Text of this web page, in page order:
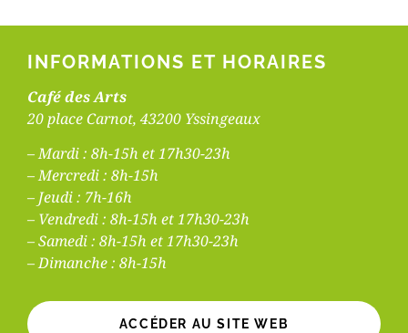
INFORMATIONS ET HORAIRES
Café des Arts
20 place Carnot, 43200 Yssingeaux
– Mardi : 8h-15h et 17h30-23h
– Mercredi : 8h-15h
– Jeudi : 7h-16h
– Vendredi : 8h-15h et 17h30-23h
– Samedi : 8h-15h et 17h30-23h
– Dimanche : 8h-15h
ACCÉDER AU SITE WEB